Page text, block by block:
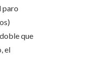
paro
que
el